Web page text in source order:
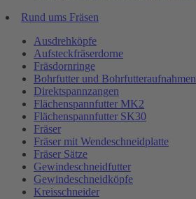
Rund ums Fräsen
Ausdrehköpfe
Aufsteckfräserdorne
Fräsdornringe
Bohrfutter und Bohrfutteraufnahmen
Direktspannzangen
Flächenspannfutter MK2
Flächenspannfutter SK30
Fräser
Fräser mit Wendeschneidplatte
Fräser Sätze
Gewindeschneidfutter
Gewindeschneidköpfe
Kreisschneider